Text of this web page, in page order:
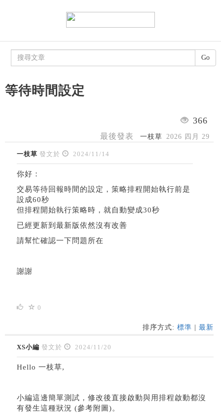
等待時間設定
366
最後發表 一枝草 2026 四月 29
一枝草 發文於 2024/11/14
你好：
交易等待回報時間的設定，策略排程開始執行前是
設成60秒
但排程開始執行策略時，就自動變成30秒
已經更新到最新版依然沒有改善
請幫忙確認一下問題所在
謝謝
0
排序方式: 標準 最新
XS小編 發文於 2024/11/20
Hello 一枝草,
小編這邊簡單測試，修改後直接啟動與用排程啟動都沒
有發生這種狀況 (參考附圖)。
Go